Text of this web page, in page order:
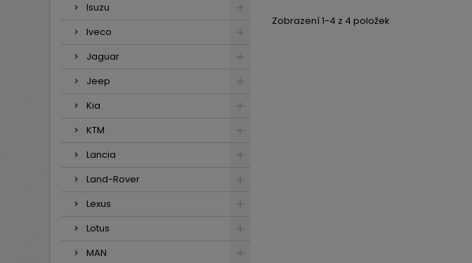
Isuzu
Iveco
Jaguar
Jeep
Kia
KTM
Lancia
Land-Rover
Lexus
Lotus
MAN
Zobrazení 1-4 z 4 položek